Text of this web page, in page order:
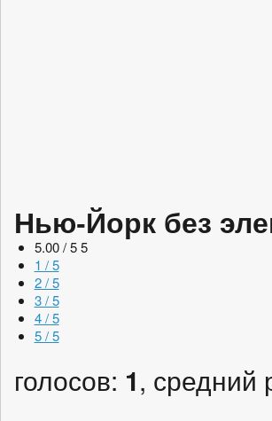
Нью-Йорк без
5.00 / 5 5
1 / 5
2 / 5
3 / 5
4 / 5
5 / 5
голосов: 1, средний